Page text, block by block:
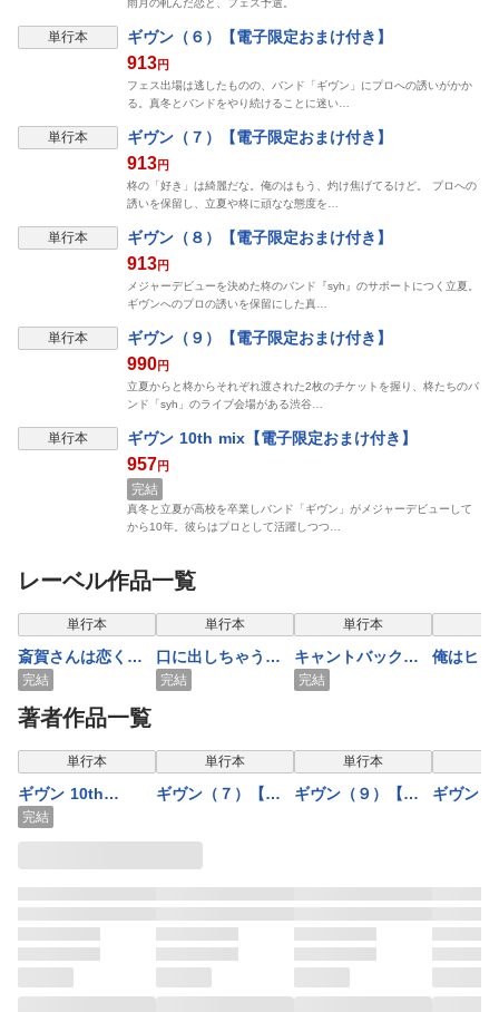
雨月の軋んだ恋と、フェス予選。
表示制限中
単行本 ギヴン（６）【電子限定おまけ付き】
913円
フェス出場は逃したものの、バンド「ギヴン」にプロへの誘いがかか
る。真冬とバンドをやり続けることに迷い…
表示制限中
単行本 ギヴン（７）【電子限定おまけ付き】
913円
柊の「好き」は綺麗だな。俺のはもう、灼け焦げてるけど。 プロへの
誘いを保留し、立夏や柊に頑なな態度を…
表示制限中
単行本 ギヴン（８）【電子限定おまけ付き】
913円
メジャーデビューを決めた柊のバンド『syh』のサポートにつく立夏。
ギヴンへのプロの誘いを保留にした真…
表示制限中
単行本 ギヴン（９）【電子限定おまけ付き】
990円
立夏からと柊からそれぞれ渡された2枚のチケットを握り、柊たちのバ
ンド「syh」のライブ会場がある渋谷…
表示制限中
単行本 ギヴン 10th mix【電子限定おまけ付き】
957円
完結
真冬と立夏が高校を卒業しバンド「ギヴン」がメジャーデビューして
から10年。彼らはプロとして活躍しつつ…
レーベル作品一覧
表示制限中
単行本
斎賀さんは恋くん
を愛でたい【電子
限定おまけ付き】
完結
表示制限中
単行本
口に出しちゃう瀬
兎口先輩【電子限
完結
表示制限中
単行本
キャントバック
【電子限定おまけ
完結
表示
俺はヒロ
著者作品一覧
表示制限中
単行本
ギヴン 10th
mix【電子限定おま
け付き】
完結
表示制限中
単行本
ギヴン（７）【電
き】
表示制限中
単行本
ギヴン（９）【電
表示
ギヴン